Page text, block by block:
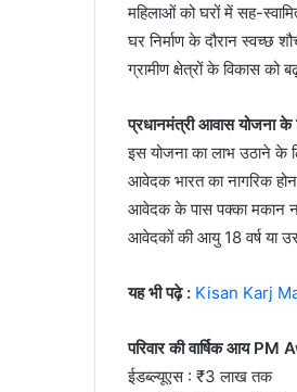
महिलाओं को घरों में सह-
घर निर्माण के दौरान स्वच्छ
ग्रामीण क्षेत्रों के विकास को
प्रधानमंत्री आवास योजना
इस योजना का लाभ उठाने के
आवेदक भारत का नागरिक
आवेदक के पास पक्का मकान
आवेदकों की आयु 18 वर्ष या
यह भी पढ़े : Kisan Karj
परिवार की वार्षिक आय
ईडब्ल्यूएस : ₹3 लाख तक